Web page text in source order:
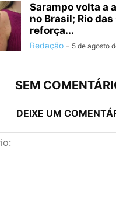
Sarampo volta a
no Brasil; Rio
reforça...
Redação - 5 de agosto
SEM
DEIXE UM